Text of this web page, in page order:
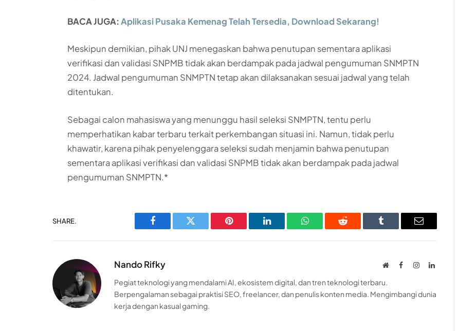
BACA JUGA:Aplikasi Pusaka Kemenag Telah Tersedia, Download Sekarang!
Meskipun demikian, pihak UNJ menegaskan bahwa penutupan sementara aplikasi
verifikasi dan validasi SNPMB tidak akan berdampak pada jadwal pengumuman SNMPTN
2024. Jadwal pengumuman SNMPTN tetap akan dilaksanakan sesuai jadwal yang telah
ditentukan.
Sebagai calon mahasiswa yang menunggu hasil seleksi SNMPTN, tentu perlu
memperhatikan kabar terbaru terkait perkembangan situasi ini. Namun, tidak perlu
khawatir, karena pihak penyelenggara seleksi sudah menjamin bahwa penutupan
sementara aplikasi verifikasi dan validasi SNPMB tidak akan berdampak pada jadwal
pengumuman SNMPTN.*
SHARE.
Facebook Twitter Pinterest LinkedIn WhatsAppReddit Tumblr Email
Nando Rifky WebsiteFacebookInstagramLinkedIn
Pegiat teknologi yang mendalami AI, ekosistem digital, dan tren teknologi terbaru.
Berpengalaman sebagai praktisi SEO, freelancer, dan penulis konten media. Mengimbangi dunia
kerja dengan kasual gaming.